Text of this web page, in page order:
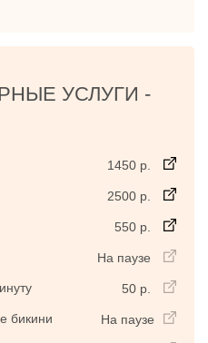
УСЛУГИ -
1450 р.
2500 р.
550 р.
На паузе
50 р.
бикини На паузе